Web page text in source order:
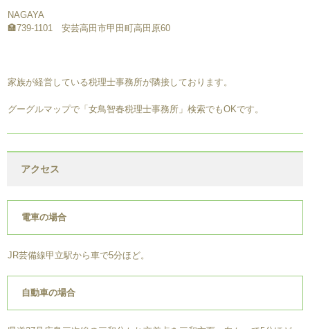
NAGAYA
🏣739-1101 安芸高田市甲田町高田原60
家族が経営している税理士事務所が隣接しております。
グーグルマップで「女鳥智春税理士事務所」検索でもOKです。
アクセス
電車の場合
JR芸備線甲立駅から車で5分ほど。
自動車の場合